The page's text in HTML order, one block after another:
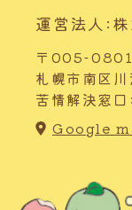
運営法人:
〒005-0801
札幌市南区
苦情解決窓
Google